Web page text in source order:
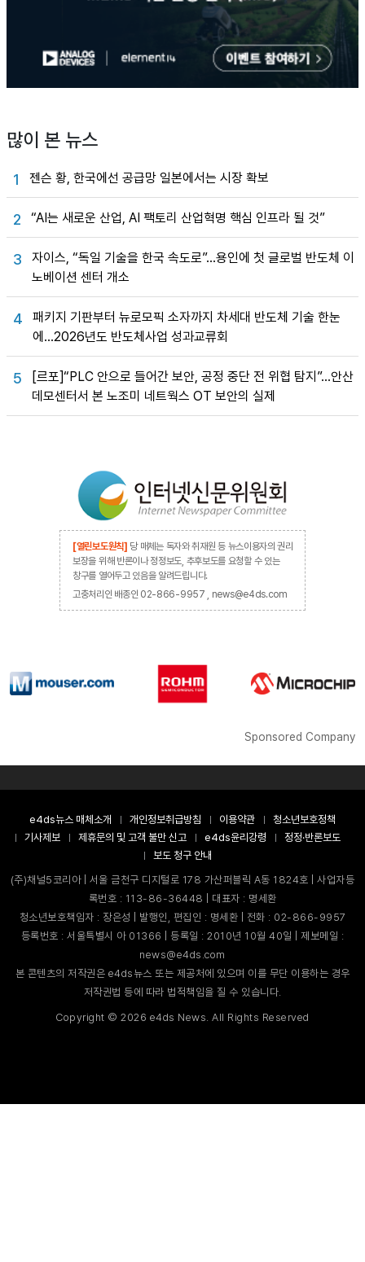
많이 본 뉴스
1 젠슨 황, 한국에선 공급망 일본에서는 시장 확보
2 “AI는 새로운 산업, AI 팩토리 산업혁명 핵심 인프라 될 것”
3
자이스, “독일 기술을 한국 속도로”…용인에 첫 글로벌 반도체 이
노베이션 센터 개소
4
패키지 기판부터 뉴로모픽 소자까지 차세대 반도체 기술 한눈
에…2026년도 반도체사업 성과교류회
5
[르포]“PLC 안으로 들어간 보안, 공정 중단 전 위협 탐지”…안산
데모센터서 본 노조미 네트웍스 OT 보안의 실제
[열린보도원칙] 당 매체는 독자와 취재원 등 뉴스이용자의 권리
보장을 위해 반론이나 정정보도, 추후보도를 요청할 수 있는
창구를 열어두고 있음을 알려드립니다.
고충처리인 배종인 02-866-9957 , news@e4ds.com
Sponsored Company
e4ds뉴스 매체소개 개인정보취급방침 이용약관
청소년보호정책
기사제보
제휴문의 및 고객 불만 신고 e4ds윤리강령
정정·반론보도
보도 청구 안내
(주)채널5코리아 | 서울 금천구 디지털로 178 가산퍼블릭 A동 1824호 | 사업자등
록번호 : 113-86-36448 | 대표자 : 명세환
청소년보호책임자 : 장은성 | 발행인, 편집인 : 명세환 | 전화 : 02-866-9957
등록번호 : 서울특별시 아 01366 | 등록일 : 2010년 10월 40일 | 제보메일 :
news@e4ds.com
본 콘텐츠의 저작권은 e4ds뉴스 또는 제공처에 있으며 이를 무단 이용하는 경우
저작권법 등에 따라 법적책임을 질 수 있습니다.
Copyright ©2026 e4ds News. All Rights Reserved